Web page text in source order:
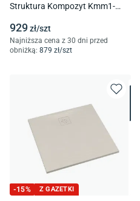
Struktura Kompozyt Kmm1-
929zł/szt
Najniższa cena z 30 dni przed
obniżką: 879 zł/szt
-15% Z GAZETKI